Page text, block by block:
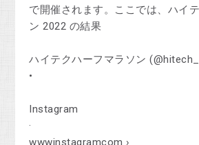
で開催されます。ここでは、ハイ
ン 2022 の結果
ハイテクハーフマラソン
•
Instagram
·